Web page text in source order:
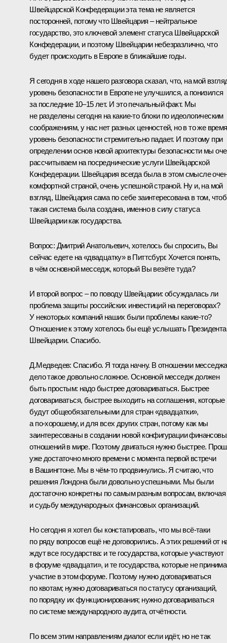
Швейцарской Конфедерации эта тема не является
посторонней, потому что Швейцария – нейтральное
государство, это ключевой элемент статуса Швейцарской
Конфедерации, и поэтому Швейцарии небезразлично, что
будет происходить в Европе в ближайшие годы.
Я сегодня в ходе нашего разговора сказал, что, на мой
уровень безопасности в Европе не улучшился, а понизился
за последние 10–15 лет. И это печальный факт. Мы
не разделены сегодня на какие‑то блоки по идеологическим
соображениям, у нас нет разных ценностей, но в то же время
уровень безопасности стремительно падает. И поэтому при
определении основ новой архитектуры безопасности мы
рассчитываем на посреднические услуги Швейцарской
Конфедерации. Швейцария всегда была в этом смысле
комфортной страной, очень успешной страной. Ну и, на мой
взгляд, Швейцария сама по себе заинтересована в том,
такая система была создана, именно в силу статуса
Швейцарии как государства.
Вопрос: Дмитрий Анатольевич, хотелось бы спросить, Вы
сейчас едете на «двадцатку» в Питтсбург. Хочется понять,
в чём основной месседж, который Вы везёте туда?
И второй вопрос – по поводу Швейцарии: обсуждалась ли
проблема защиты российских инвестиций на переговорах?
У некоторых компаний наших были проблемы какие‑то?
Отношение к этому хотелось бы ещё услышать Президента
Швейцарии. Спасибо.
Д.Медведев: Спасибо. Я тогда начну. В отношении месседжа
дело такое довольно сложное. Основной месседж должен
быть простым: надо быстрее договариваться. Быстрее
договариваться, быстрее выходить на соглашения, которые
будут общеобязательными для стран «двадцатки»,
а по‑хорошему, и для всех других стран, потому как мы
заинтересованы в создании новой конфигурации
отношений в мире. Поэтому двигаться нужно быстрее.
уже достаточно много времени с момента первой встречи
в Вашингтоне. Мы в чём‑то продвинулись. Я считаю, что
решения Лондона были довольно успешными. Мы были
достаточно конкретны по самым разным вопросам, включая
и судьбу международных финансовых организаций.
Но сегодня я хотел бы констатировать, что мы всё‑таки
по ряду вопросов ещё не договорились. А этих решений от
ждут все государства: и те государства, которые участвуют
в форуме «двадцати», и те государства, которые не
участие в этом форуме. Поэтому нужно договариваться
по квотам; нужно договариваться по статусу организаций,
по порядку их функционирования; нужно договариваться
по системе международного аудита, отчётности.
По всем этим направлениям диалог если идёт, но не так